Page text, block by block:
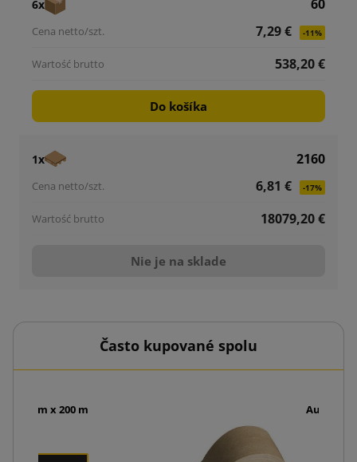
6x
60
7,29 €
-11%
538,20 €
Do košíka
1x
2160
6,81 €
-17%
18079,20 €
Nie je na sklade
Často kupované spolu
60 mm x 200 m